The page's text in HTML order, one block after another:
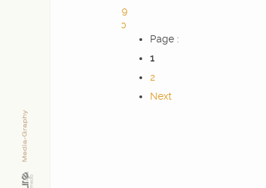
9
10
Page :
1
2
Next